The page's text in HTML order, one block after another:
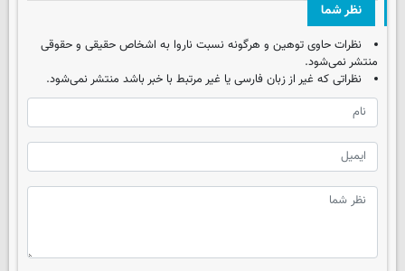
نظر شما
نظرات حاوی توهین و هرگونه نسبت ناروا به اشخاص حقیقی و حقوقی
منتشر نمی‌شود.
نظراتی که غیر از زبان فارسی یا غیر مرتبط با خبر باشد منتشر نمی‌شود.